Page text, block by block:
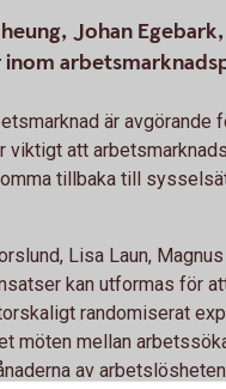
Johan
är avgörande
viktigt att
tillbaka till
Lisa Laun,
kan utformas för
randomiserat
möten mellan
av